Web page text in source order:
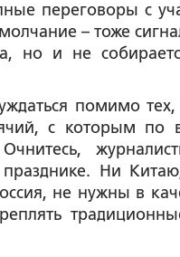
переговоры с
– тоже
но и не
помимо тех,
с которым по
Ни
не нужны в